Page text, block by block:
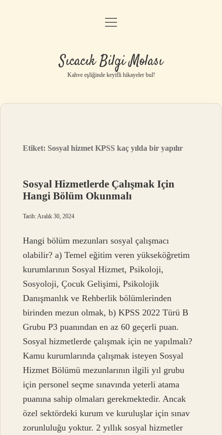
Anasayfa
Yasal Uyarı
menüyü
Sıcacık Bilgi Molası
Kahve eşliğinde keyifli hikayeler bul!
Etiket: Sosyal hizmet KPSS kaç yılda bir yapılır
Sosyal Hizmetlerde Çalışmak Için
Hangi Bölüm Okunmalı
Tarih: Aralık 30, 2024
Hangi bölüm mezunları sosyal çalışmacı
olabilir? a) Temel eğitim veren yükseköğretim
kurumlarının Sosyal Hizmet, Psikoloji,
Sosyoloji, Çocuk Gelişimi, Psikolojik
Danışmanlık ve Rehberlik bölümlerinden
birinden mezun olmak, b) KPSS 2022 Türü B
Grubu P3 puanından en az 60 geçerli puan.
Sosyal hizmetlerde çalışmak için ne yapılmalı?
Kamu kurumlarında çalışmak isteyen Sosyal
Hizmet Bölümü mezunlarının ilgili yıl grubu
için personel seçme sınavında yeterli atama
puanına sahip olmaları gerekmektedir. Ancak
özel sektördeki kurum ve kuruluşlar için sınav
zorunluluğu yoktur. 2 yıllık sosyal hizmetler